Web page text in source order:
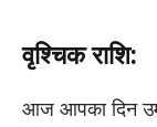
वृश्चिक राशि:
आज आपका दिन